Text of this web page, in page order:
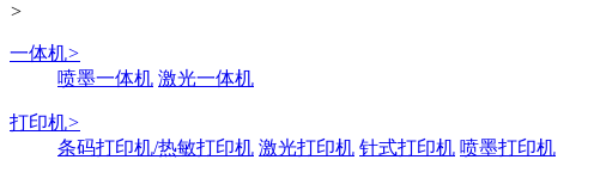
>
一体机>
喷墨一体机 激光一体机
打印机>
条码打印机/热敏打印机 激光打印机 针式打印机 喷墨打印机